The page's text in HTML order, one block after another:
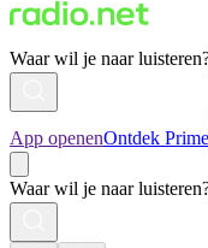
Waar wil je naar
App openenOntdek Prime
Waar wil je naar